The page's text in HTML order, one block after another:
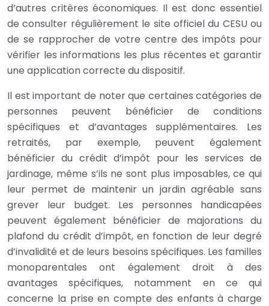
d’autres critères économiques. Il est donc essentiel
de consulter régulièrement le site officiel du CESU ou
de se rapprocher de votre centre des impôts pour
vérifier les informations les plus récentes et garantir
une application correcte du dispositif.
Il est important de noter que certaines catégories de
personnes peuvent bénéficier de conditions
spécifiques et d’avantages supplémentaires. Les
retraités, par exemple, peuvent également
bénéficier du crédit d’impôt pour les services de
jardinage, même s’ils ne sont plus imposables, ce qui
leur permet de maintenir un jardin agréable sans
grever leur budget. Les personnes handicapées
peuvent également bénéficier de majorations du
plafond du crédit d’impôt, en fonction de leur degré
d’invalidité et de leurs besoins spécifiques. Les familles
monoparentales ont également droit à des
avantages spécifiques, notamment en ce qui
concerne la prise en compte des enfants à charge